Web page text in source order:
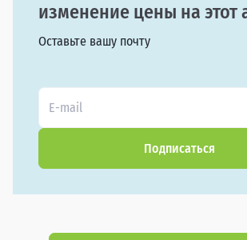
изменение цены на этот
Оставьте вашу почту
Подписаться